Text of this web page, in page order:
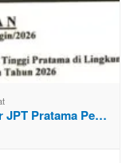
JPT Pratama Pe…